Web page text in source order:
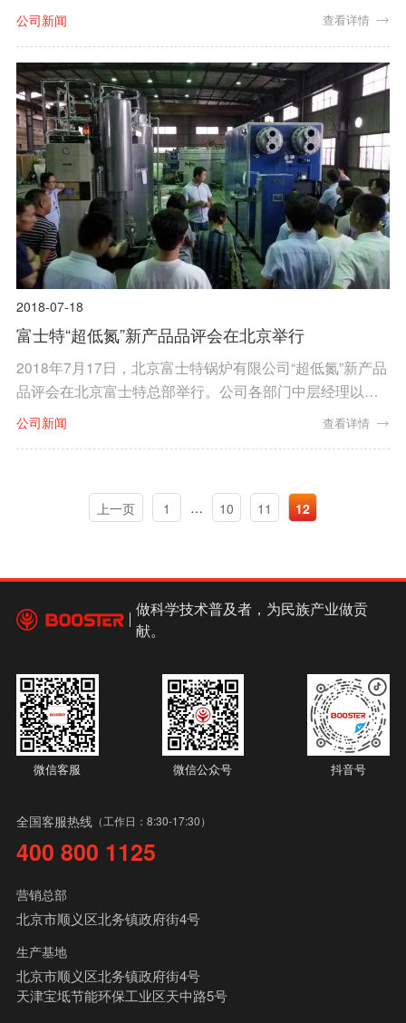
行。北京富士特锅炉有限公司董事长、总经理、名誉董事
事、外协单位相关领导以及施工单位相关领导参加了本次
仪式。同时莅临本次奠基仪式的嘉宾有天津市宝坻开发区
管委会相关领导。
公司新闻 查看详情
2018-07-18
富士特“超低氮”新产品品评会在北京举行
2018年7月17日，北京富士特锅炉有限公司“超低氮”新产品
品评会在北京富士特总部举行。公司各部门中层经理以上
领导以及部分代理商参加了本次品评会。金艺花董事长和
公司新闻 查看详情
上一页 1 … 10 11 12
做科学技术普及者，为民族产业做贡
献。
微信客服 微信公众号 抖音号
全国客服热线 （工作日：8:30-17:30）
400 800 1125
营销总部
北京市顺义区北务镇政府街4号
生产基地
北京市顺义区北务镇政府街4号
天津宝坻节能环保工业区天中路5号